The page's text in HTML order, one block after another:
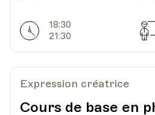
Horarires
18:30
21:30
Expression créatrice
Cours de base en